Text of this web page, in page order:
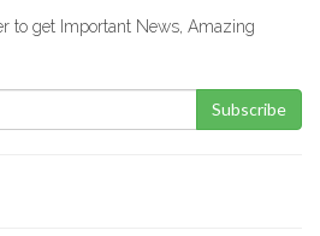
to get Important News, Amazing
Subscribe